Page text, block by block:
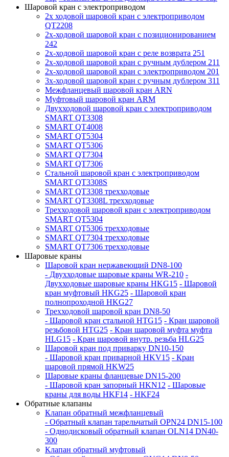
Шаровой кран с электроприводом
2x ходовой шаровой кран с электроприводом
QT2208
2x-ходовой шаровой кран с позиционированием
242
2x-ходовой шаровой кран с реле возврата 251
2x-ходовой шаровой кран с ручным дублером 211
2x-ходовой шаровой кран с электроприводом 201
3x-ходовой шаровой кран с ручным дублером 311
Межфланцевый шаровой кран ARN
Муфтовый шаровой кран ARM
Двухходовой шаровой кран с электроприводом
SMART QT3308
SMART QT4008
SMART QT5304
SMART QT5306
SMART QT7304
SMART QT7306
Стальной шаровой кран с электроприводом
SMART QT3308S
SMART QT3308 трехходовые
SMART QT3308L трехходовые
Трехходовой шаровой кран с электроприводом
SMART QT5304
SMART QT5306 трехходовые
SMART QT7304 трехходовые
SMART QT7306 трехходовые
Шаровые краны
Шаровой кран нержавеющий DN8-100
- Двухходовые шаровые краны WR-210 -
Двухходовые шаровые краны HKG15 - Шаровой
кран муфтовый HKG25 - Шаровой кран
полнопроходной HKG27
Трехходовой шаровой кран DN8-50
- Шаровой кран стальной HTG15 - Кран шаровой
резьбовой HTG25 - Кран шаровой муфта муфта
HLG15 - Кран шаровой внутр. резьба HLG25
Шаровой кран под приварку DN10-150
- Шаровой кран приварной HKV15 - Кран
шаровой прямой HKW25
Шаровые краны фланцевые DN15-200
- Шаровой кран запорный HKN12 - Шаровые
краны для воды HKF14 - HKF24
Обратные клапаны
Клапан обратный межфланцевый
- Обратный клапан тарельчатый OPN24 DN15-100
- Однодисковый обратный клапан OLN14 DN40-
300
Клапан обратный муфтовый